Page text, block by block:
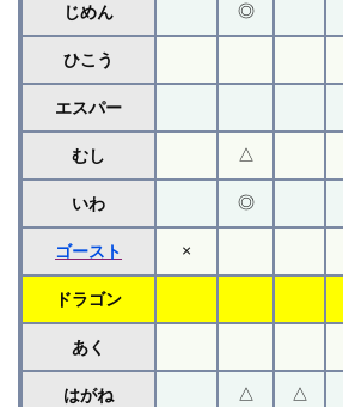
じめん ◎
ひこう
エスパー
むし △
いわ ◎
ゴースト ×
ドラゴン
あく
はがね △ △